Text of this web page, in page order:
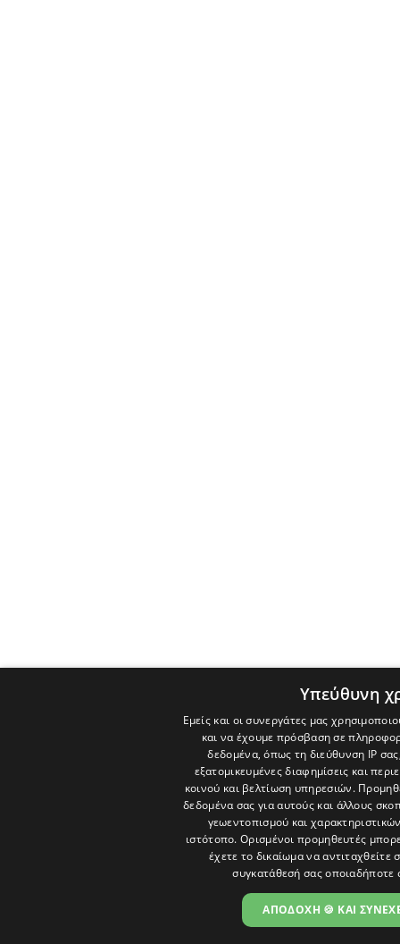
Υπεύθυνη
Εμείς και οι συνεργάτες μας
και να έχουμε πρόσβαση σε
δεδομένα, όπως τη διεύθυνση IP
εξατομικευμένες διαφημίσεις και
κοινού και βελτίωση υπηρεσιών.
δεδομένα σας για αυτούς και άλλους
γεωεντοπισμού και
ιστότοπο. Ορισμένοι προμηθευτές
έχετε το δικαίωμα να αντιταχθείτε
συγκατάθεσή σας οποιαδήποτε
ΑΠΟΔΟΧΗ 🍪 ΚΑΙ